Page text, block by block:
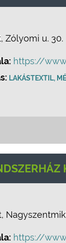
Zólyomi u. 30.
https://
LAKÁSTEXTIL,
https://